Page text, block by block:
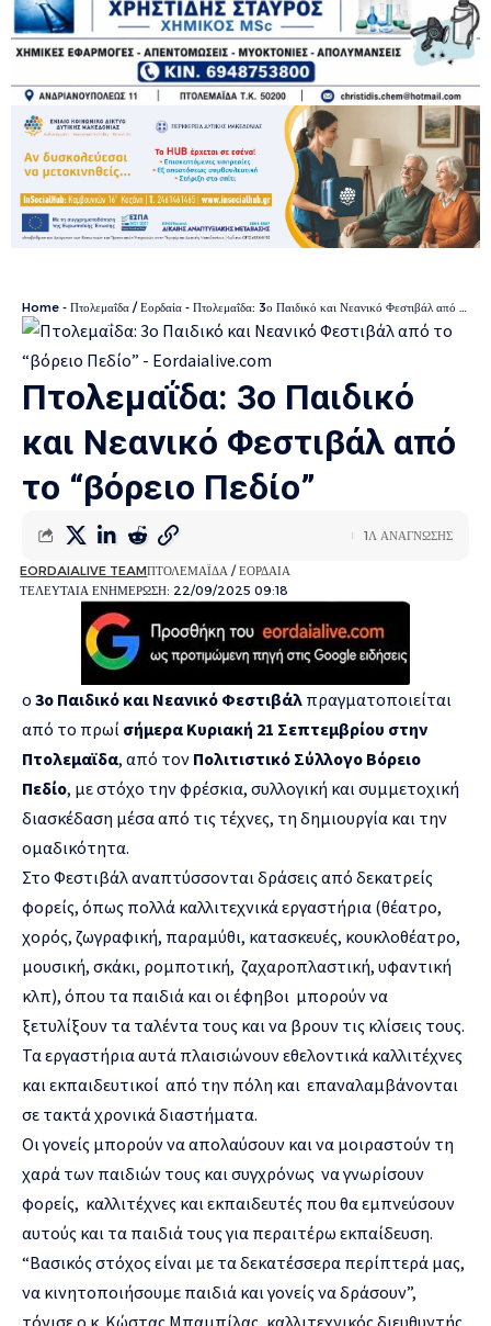
Home - Πτολεμαΐδα / Εορδαία - Πτολεμαΐδα: 3ο Παιδικό και Νεανικό Φεστιβάλ από το “βόρειο Πεδίο”
Πτολεμαΐδα: 3ο Παιδικό
και Νεανικό Φεστιβάλ από
το “βόρειο Πεδίο”
ΤΕΛΕΥΤΑΙΑ ΕΝΗΜΕΡΩΣΗ: 22/09/2025 09:18
EORDAIALIVE TEAMΠΤΟΛΕΜΑΪΔΑ / ΕΟΡΔΑΙΑ
1Λ ΑΝΑΓΝΩΣΗΣ
ο 3ο Παιδικό και Νεανικό Φεστιβάλ πραγματοποιείται
από το πρωί σήμερα Κυριακή 21 Σεπτεμβρίου στην
Πτολεμαϊδα, από τον Πολιτιστικό Σύλλογο Βόρειο
Πεδίο, με στόχο την φρέσκια, συλλογική και συμμετοχική
διασκέδαση μέσα από τις τέχνες, τη δημιουργία και την
ομαδικότητα.
Στο Φεστιβάλ αναπτύσσονται δράσεις από δεκατρείς
φορείς, όπως πολλά καλλιτεχνικά εργαστήρια (θέατρο,
χορός, ζωγραφική, παραμύθι, κατασκευές, κουκλοθέατρο,
μουσική, σκάκι, ρομποτική, ζαχαροπλαστική, υφαντική
κλπ), όπου τα παιδιά και οι έφηβοι μπορούν να
ξετυλίξουν τα ταλέντα τους και να βρουν τις κλίσεις τους.
Τα εργαστήρια αυτά πλαισιώνουν εθελοντικά καλλιτέχνες
και εκπαιδευτικοί από την πόλη και επαναλαμβάνονται
σε τακτά χρονικά διαστήματα.
Οι γονείς μπορούν να απολαύσουν και να μοιραστούν τη
χαρά των παιδιών τους και συγχρόνως να γνωρίσουν
φορείς, καλλιτέχνες και εκπαιδευτές που θα εμπνεύσουν
αυτούς και τα παιδιά τους για περαιτέρω εκπαίδευση.
“Βασικός στόχος είναι με τα δεκατέσσερα περίπτερά μας,
να κινητοποιήσουμε παιδιά και γονείς να δράσουν”,
τόνισε ο κ. Κώστας Μπαμπίλας, καλλιτεχνικός διευθυντής